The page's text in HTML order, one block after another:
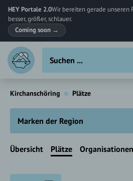
HEY Portale 2.0Wir bereiten gerade unseren
besser, größer, schlauer.
Coming soon →
Kirchanschöring Plätze
Marken der Region
Übersicht Plätze Organisationen